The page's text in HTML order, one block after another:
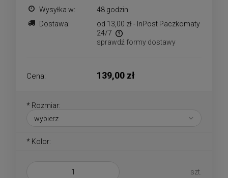
Wysyłka w:
48 godzin
Dostawa:
od 13,00 zł - InPost Paczkomaty
24/7
Cena nie zawiera ewentualnych kosztów płatności
sprawdź formy dostawy
Cena: 139,00 zł
* Rozmiar:
* Kolor:
szt.